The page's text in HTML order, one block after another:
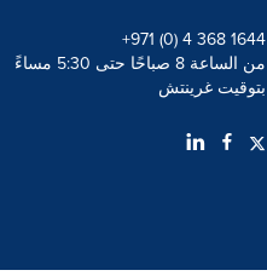
+971 (0) 4 368 1644
من الساعة 8 صباحًا حتى 5:30 مساءً
بتوقيت غرينتش